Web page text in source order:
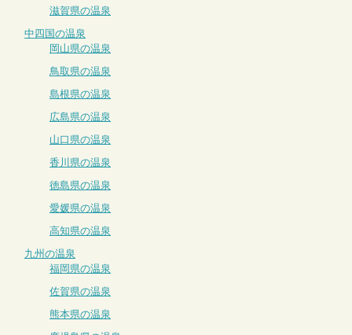
滋賀県の温泉
中四国の温泉
岡山県の温泉
鳥取県の温泉
島根県の温泉
広島県の温泉
山口県の温泉
香川県の温泉
徳島県の温泉
愛媛県の温泉
高知県の温泉
九州の温泉
福岡県の温泉
佐賀県の温泉
熊本県の温泉